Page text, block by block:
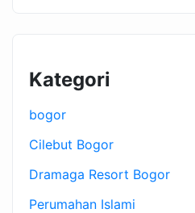
Kategori
bogor
Cilebut Bogor
Dramaga Resort Bogor
Perumahan Islami